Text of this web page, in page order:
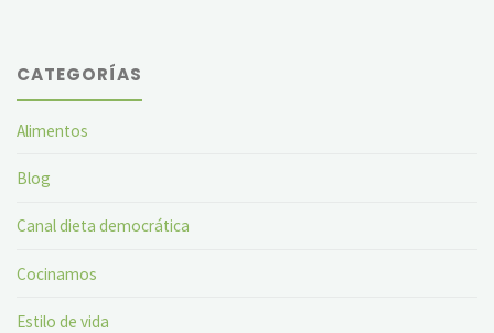
TV"
CATEGORÍAS
Alimentos
Blog
Canal dieta democrática
Cocinamos
Estilo de vida